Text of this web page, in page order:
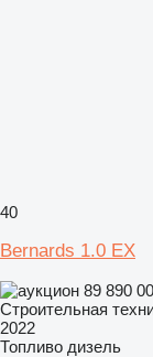
40
Bernards 1.0 EX
89 890
Строительная
2022
Топливо дизель